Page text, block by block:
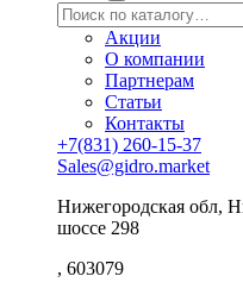
Акции
О компании
Партнерам
Статьи
Контакты
+7(831) 260-15-37
Sales@gidro.market
Нижегородская обл,
шоссе 298
, 603079